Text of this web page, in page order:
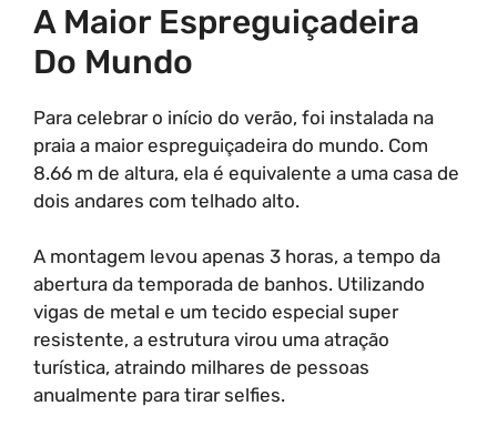
A Maior Espreguiçadeira
Do Mundo
Para celebrar o início do verão, foi instalada na
praia a maior espreguiçadeira do mundo. Com
8.66 m de altura, ela é equivalente a uma casa de
dois andares com telhado alto.
A montagem levou apenas 3 horas, a tempo da
abertura da temporada de banhos. Utilizando
vigas de metal e um tecido especial super
resistente, a estrutura virou uma atração
turística, atraindo milhares de pessoas
anualmente para tirar selfies.